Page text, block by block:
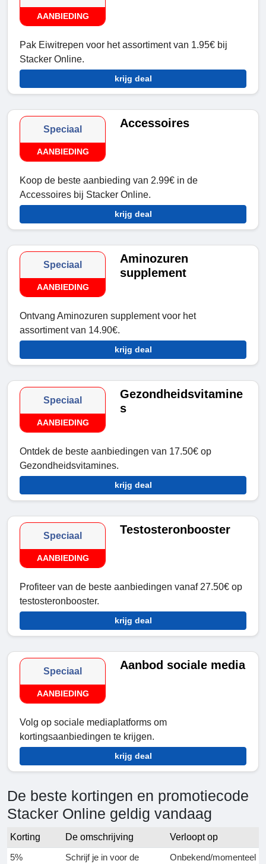
AANBIEDING
Pak Eiwitrepen voor het assortiment van 1.95€ bij
Stacker Online.
krijg deal
Speciaal
AANBIEDING
Accessoires
Koop de beste aanbieding van 2.99€ in de
Accessoires bij Stacker Online.
krijg deal
Speciaal
AANBIEDING
Aminozuren
supplement
Ontvang Aminozuren supplement voor het
assortiment van 14.90€.
krijg deal
Speciaal
AANBIEDING
Gezondheidsvitamine
s
Ontdek de beste aanbiedingen van 17.50€ op
Gezondheidsvitamines.
krijg deal
Speciaal
AANBIEDING
Testosteronbooster
Profiteer van de beste aanbiedingen vanaf 27.50€ op
testosteronbooster.
krijg deal
Speciaal
AANBIEDING
Aanbod sociale media
Volg op sociale mediaplatforms om
kortingsaanbiedingen te krijgen.
krijg deal
De beste kortingen en promotiecode
Stacker Online geldig vandaag
Korting De omschrijving
Verloopt op
5%
Schrijf je in voor de Onbekend/momenteel